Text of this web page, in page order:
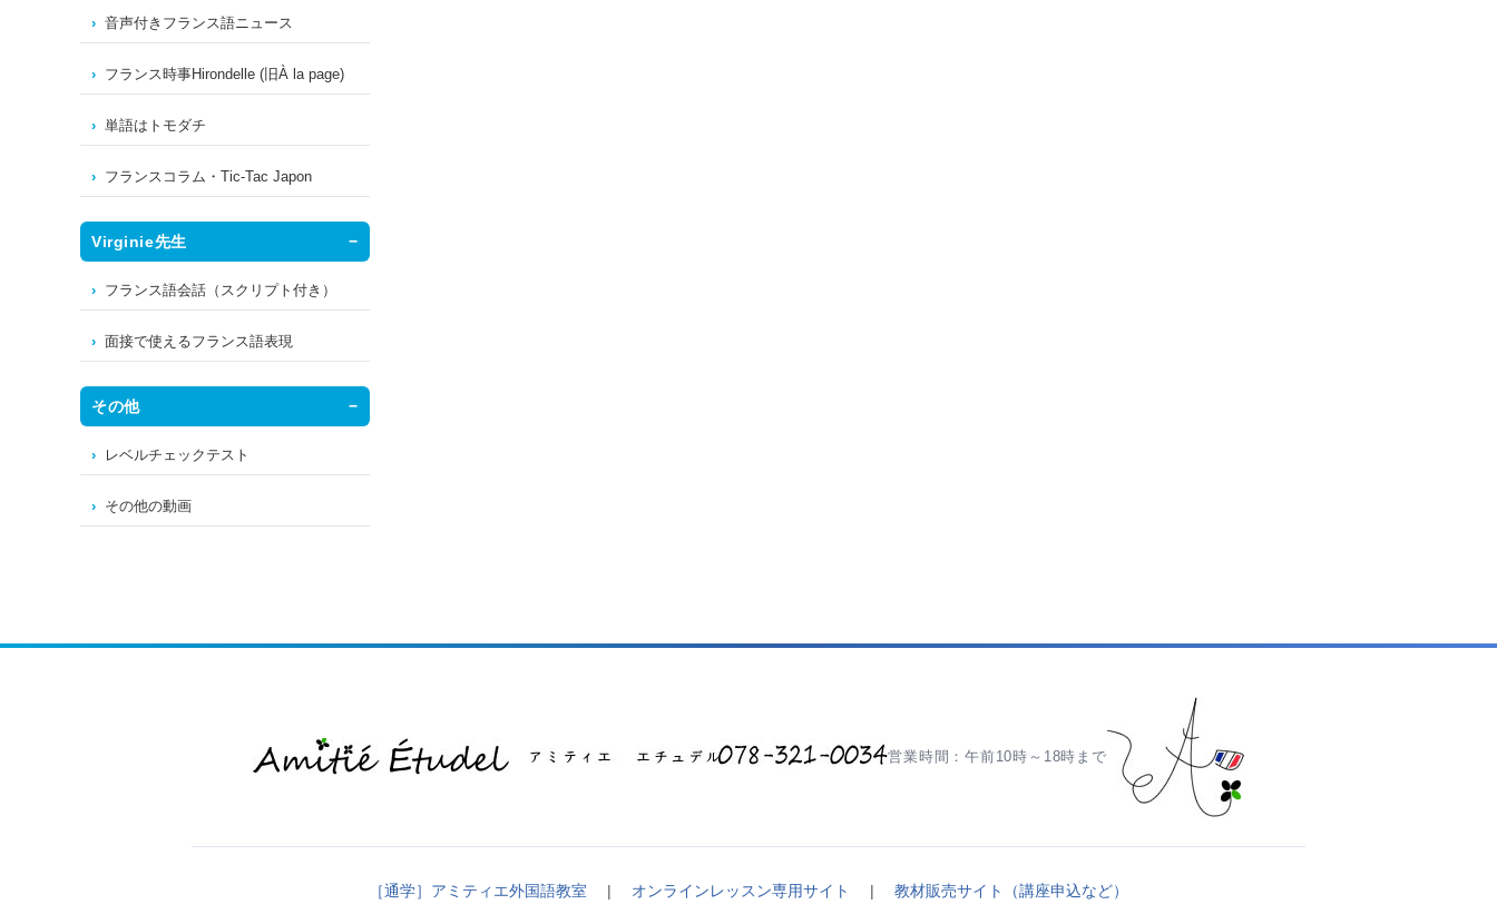
音声付きフランス語ニュース
フランス時事Hirondelle (旧À la page)
単語はトモダチ
フランスコラム・Tic-Tac Japon
Virginie先生
フランス語会話（スクリプト付き）
面接で使えるフランス語表現
その他
レベルチェックテスト
その他の動画
営業時間：午前10時～18時まで
［通学］アミティエ外国語教室 | オンラインレッスン専用サイト | 教材販売サイト（講座申込など）